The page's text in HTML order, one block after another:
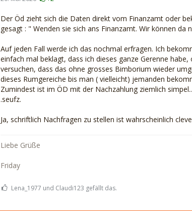
Der Öd zieht sich die Daten direkt vom Finanzamt oder
gesagt : " Wenden sie sich ans Finanzamt. Wir können da
Auf jeden Fall werde ich das nochmal erfragen. Ich
einfach mal beklagt, dass ich dieses ganze Gerenne
versuchen, dass das ohne grosses Bimborium wieder
dieses Rumgereiche bis man ( vielleicht) jemanden
Zumindest ist im ÖD mit der Nachzahlung ziemlich simpel..
.seufz.
Ja, schriftlich Nachfragen zu stellen ist wahrscheinlich
Liebe Grüße
Friday
Lena_1977 und Claudi123 gefällt das.